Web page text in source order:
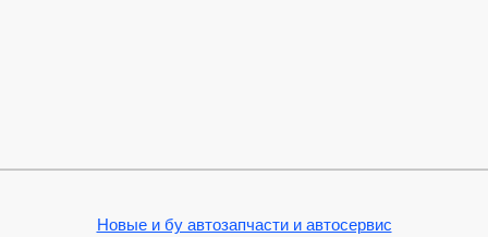
Новые и бу автозапчасти и автосервис